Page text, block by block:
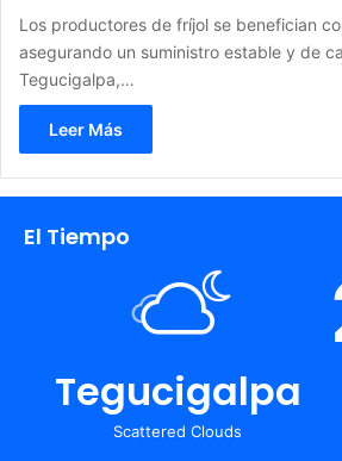
Los productores de fríjol se benefician
asegurando un suministro estable y de
Tegucigalpa,…
Leer Más
El Tiempo
Tegucigalpa
Scattered Clouds